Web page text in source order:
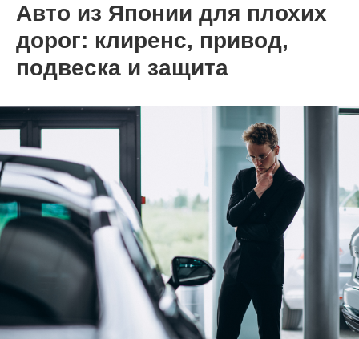
Авто из Японии для плохих
дорог: клиренс, привод,
подвеска и защита